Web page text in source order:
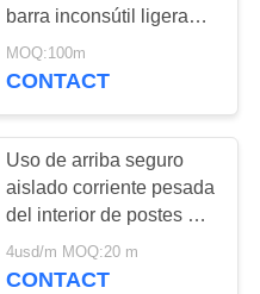
barra inconsútil ligera
del conductor
MOQ:100m
CONTACT
Uso de arriba seguro
aislado corriente pesada
del interior de postes del
carril 4 del conductor
4usd/m MOQ:20 m
CONTACT